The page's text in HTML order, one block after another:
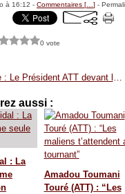
à 16:12 - Commentaires [ ] -
0 vote
Carnet rose : Le Président ATT devant le Maire de la Commune III ce samedi
aussi :
: La
Amadou Toumani
Touré (ATT) : “Les